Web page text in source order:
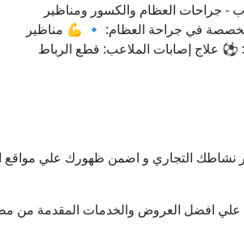
جراحات العظام والكسور ومناظير
في جراحة العظام: 🔹 💪 مناظير
⚽ علاج إصابات الملاعب: قطع الرباط
نشاطك التجاري و اضمن ظهورك علي
علي افضل العروض والخدمات المقدمة من